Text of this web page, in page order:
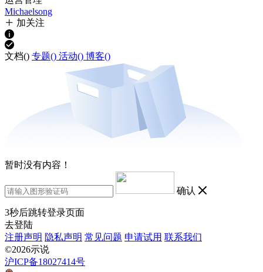
Michaelsong
加关注
文档() 专题() 活动() 博客()
暂时没有内容！
确认
3秒后跳转登录页面
去登陆
注册声明 隐私声明 常见问题 申请试用 联系我们
©2026示说
沪ICP备18027414号